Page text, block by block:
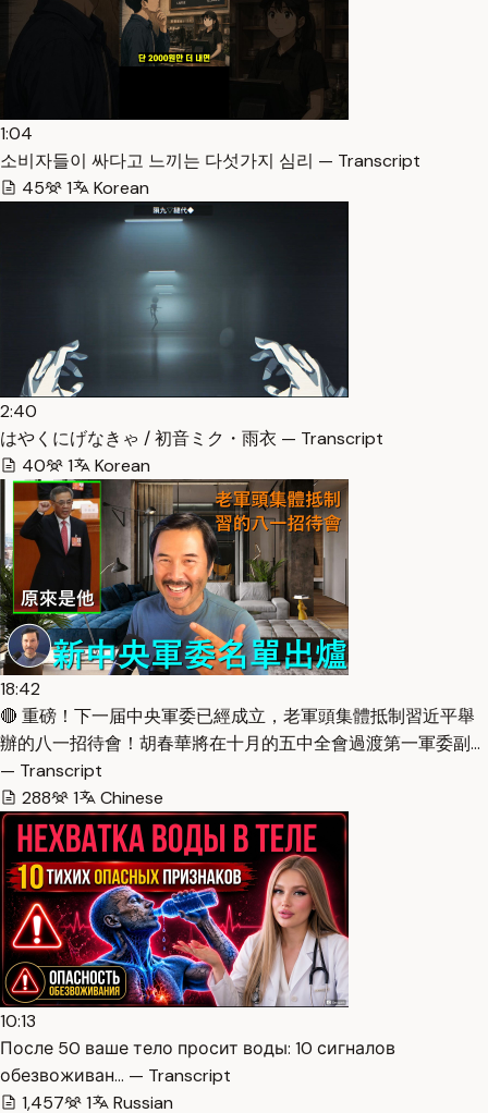
1:04
소비자들이 싸다고 느끼는 다섯가지 심리 — Transcript
45
1 Korean
2:40
はやくにげなきゃ / 初音ミク・雨衣 — Transcript
40
1 Korean
18:42
🔴 重磅！下一届中央軍委已經成立，老軍頭集體抵制習近平舉
辦的八一招待會！胡春華將在十月的五中全會過渡第一軍委副…
— Transcript
288
1 Chinese
10:13
После 50 ваше тело просит воды: 10 сигналов
обезвоживан… — Transcript
1,457
1 Russian